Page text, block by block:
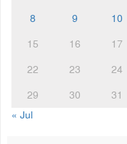
8
9 10
15
16 17
22
23 24
29
30
31
« Jul